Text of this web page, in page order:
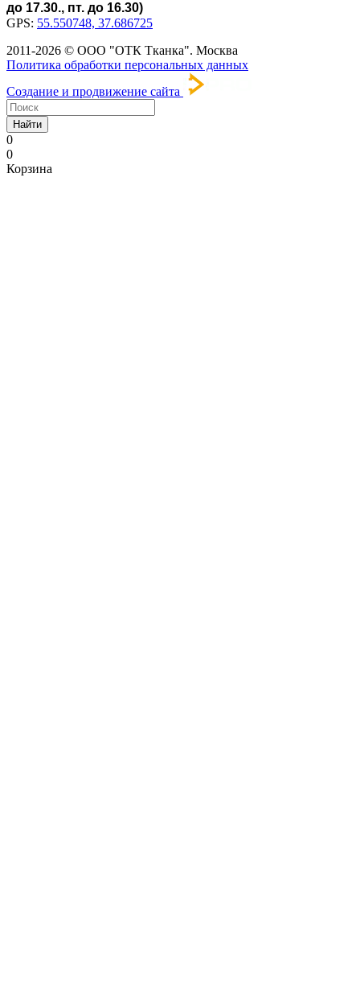
до 17.30., пт. до 16.30)
GPS: 55.550748, 37.686725
2011-2026 © ООО "ОТК Тканка". Москва
Политика обработки персональных данных
Создание и продвижение сайта
Найти
0
0
Корзина